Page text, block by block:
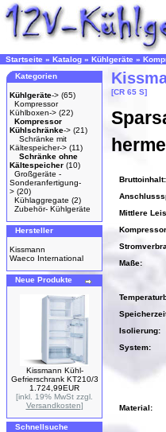
Startseite » Katalog » Kühlgeräte »
Kategorien
Kühlgeräte-> (65)
Kompressor
Kühlboxen-> (22)
Kompressor
Kühlschränke-> (21)
Schränke mit
Kältespeicher-> (11)
Schränke ohne
Kältespeicher (10)
Großgeräte -
Sonderanfertigung-
> (20)
Kühlaggregate (2)
Zubehör- Kühlgeräte
Hersteller
Kissmann
Waeco International
Neue Produkte
Kissmann Kühl-
Gefrierschrank KT210/3
1.724,99EUR
[inkl. 19% MwSt zzgl.
Versandkosten]
Schnellsuche
[CR 65 S]
Bruttoinhalt:
Mittlere
Maße:
Isolierung:
System:
Material: